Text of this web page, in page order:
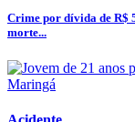
Crime por dívida de R$
morte...